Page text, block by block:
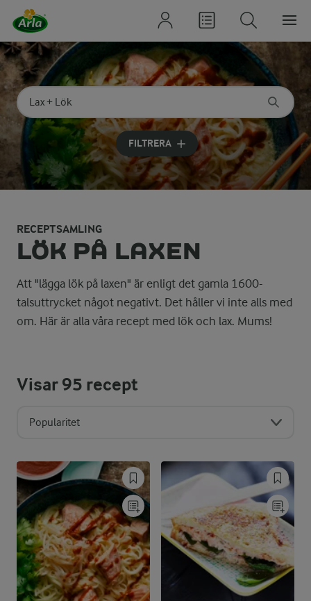
Sök på kategori eller ingrediens
Skriv in sökord för att få förslag
FILTRERA
RECEPTSAMLING
LÖK PÅ LAXEN
Att "lägga lök på laxen" är enligt det gamla 1600-
talsuttrycket något negativt. Det håller vi inte alls med
om. Här är alla våra recept med lök och lax. Mums!
Visar95 recept
Popularitet